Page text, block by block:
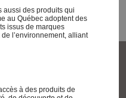
aussi des produits qui
au Québec adoptent des
issus de marques
l’environnement, alliant
à des produits de